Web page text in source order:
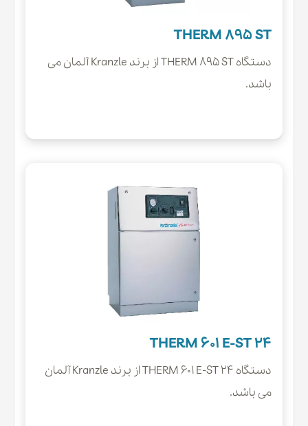
THERM 895 ST
دستگاه THERM 895 ST از برند Kranzle آلمان می
باشد.
THERM 601 E-ST 24
دستگاه THERM 601 E-ST 24 از برند Kranzle آلمان
می باشد.